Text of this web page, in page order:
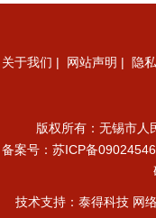
关于我们 网站声明 隐
版权所有：无锡市人
备案号： 苏ICP备
技术支持：泰得科技 网